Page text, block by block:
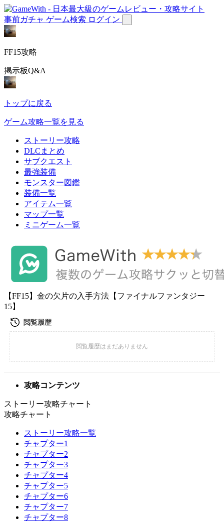
事前ガチャ ゲーム検索 ログイン
FF15攻略
掲示板Q&A
トップに戻る
ゲーム攻略一覧を見る
ストーリー攻略
DLCまとめ
サブクエスト
最強装備
モンスター図鑑
装備一覧
アイテム一覧
マップ一覧
ミニゲーム一覧
【FF15】金の欠片の入手方法【ファイナルファンタジー
15】
攻略コンテンツ
ストーリー攻略チャート
攻略チャート
ストーリー攻略一覧
チャプター1
チャプター2
チャプター3
チャプター4
チャプター5
チャプター6
チャプター7
チャプター8